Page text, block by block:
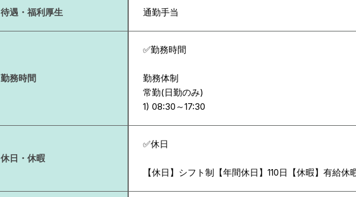
待遇・福利厚生 通勤手当
勤務時間
✅勤務時間
勤務体制
常勤(日勤のみ)
休日・休暇
✅休日
【休日】シフト制【年間休日】110日【休暇】有給休